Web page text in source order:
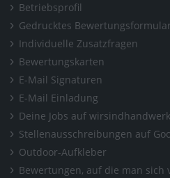
Betriebsprofil
Gedrucktes Bewertungsformular
Individuelle Zusatzfragen
Bewertungskarten
E-Mail Signaturen
E-Mail Einladung
Deine Jobs auf
Stellenausschreibungen auf
Outdoor-Aufkleber
Bewertungen, auf die man sich